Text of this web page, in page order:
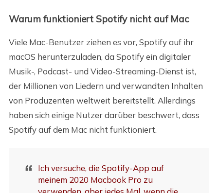
Warum funktioniert Spotify nicht auf Mac
Viele Mac-Benutzer ziehen es vor, Spotify auf ihr
macOS herunterzuladen, da Spotify ein digitaler
Musik-, Podcast- und Video-Streaming-Dienst ist,
der Millionen von Liedern und verwandten Inhalten
von Produzenten weltweit bereitstellt. Allerdings
haben sich einige Nutzer darüber beschwert, dass
Spotify auf dem Mac nicht funktioniert.
Ich versuche, die Spotify-App auf
meinem 2020 Macbook Pro zu